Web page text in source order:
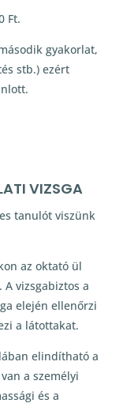
Ft.
gyakorlat,
stb.) ezért
VIZSGA
tanulót viszünk
az oktató ül
vizsgabiztos a
elején ellenőrzi
a látottakat.
elindítható a
a személyi
és a